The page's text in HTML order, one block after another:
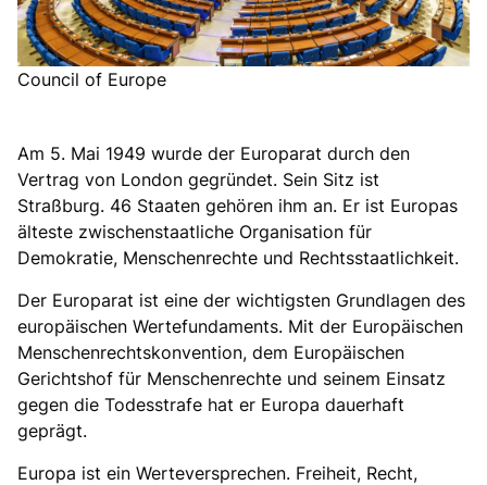
Am 5. Mai 1949 wurde der Europarat durch den
Vertrag von London gegründet. Sein Sitz ist
Straßburg. 46 Staaten gehören ihm an. Er ist Europas
älteste zwischenstaatliche Organisation für
Demokratie, Menschenrechte und Rechtsstaatlichkeit.
Der Europarat ist eine der wichtigsten Grundlagen des
europäischen Wertefundaments. Mit der Europäischen
Menschenrechtskonvention, dem Europäischen
Gerichtshof für Menschenrechte und seinem Einsatz
gegen die Todesstrafe hat er Europa dauerhaft
geprägt.
Europa ist ein Werteversprechen. Freiheit, Recht,
Council of Europe